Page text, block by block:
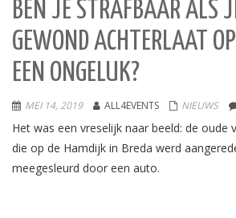
BEN JE STRAFBAAR ALS
GEWOND ACHTERLAAT
EEN ONGELUK?
MEI 14, 2019 ALL4EVENTS NIEUWS
Het was een vreselijk naar beeld: de
die op de Hamdijk in Breda werd
meegesleurd door een auto.